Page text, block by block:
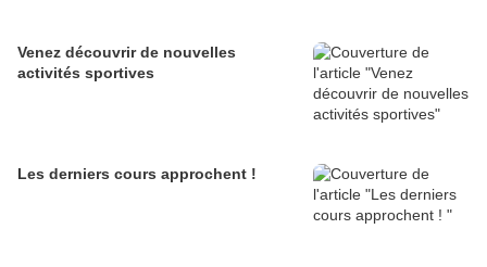
Venez découvrir de nouvelles
activités sportives
Les derniers cours approchent !